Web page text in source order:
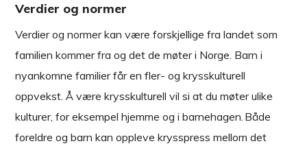
Verdier og normer
Verdier og normer kan være forskjellige fra landet som
familien kommer fra og det de møter i Norge. Barn i
nyankomne familier får en fler- og krysskulturell
oppvekst. Å være krysskulturell vil si at du møter ulike
kulturer, for eksempel hjemme og i barnehagen. Både
foreldre og barn kan oppleve krysspress mellom det